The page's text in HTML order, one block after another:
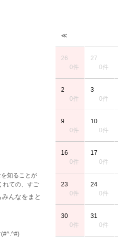
知ることが
れての、すご
んなをまと
(#^.^#)
≪
26
0件
27
0件
2
0件
3
0件
9
0件
10
0件
16
0件
17
0件
23
0件
24
0件
30
0件
31
0件